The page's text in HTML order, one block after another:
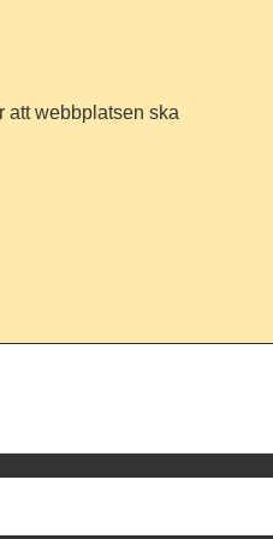
att webbplatsen ska